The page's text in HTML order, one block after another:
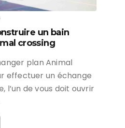
un bain
crossing
plan Animal
effectuer un échange
de vous doit ouvrir